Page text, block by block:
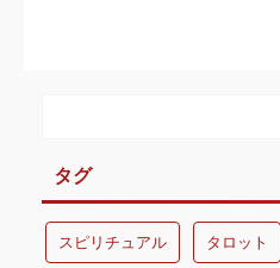
タグ
スピリチュアル タロット